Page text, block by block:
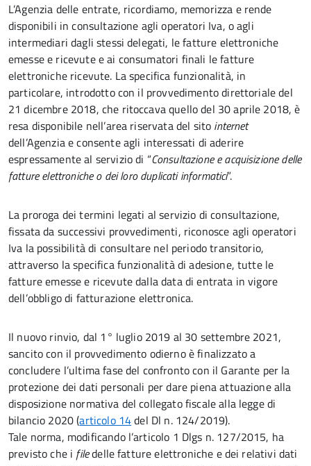
L’Agenzia delle entrate, ricordiamo, memorizza e rende
disponibili in consultazione agli operatori Iva, o agli
intermediari dagli stessi delegati, le fatture elettroniche
emesse e ricevute e ai consumatori finali le fatture
elettroniche ricevute. La specifica funzionalità, in
particolare, introdotto con il provvedimento direttoriale del
21 dicembre 2018, che ritoccava quello del 30 aprile 2018, è
resa disponibile nell’area riservata del sito internet
dell’Agenzia e consente agli interessati di aderire
espressamente al servizio di “Consultazione e acquisizione delle
fatture elettroniche o dei loro duplicati informatici”.
La proroga dei termini legati al servizio di consultazione,
fissata da successivi provvedimenti, riconosce agli operatori
Iva la possibilità di consultare nel periodo transitorio,
attraverso la specifica funzionalità di adesione, tutte le
fatture emesse e ricevute dalla data di entrata in vigore
dell’obbligo di fatturazione elettronica.
Il nuovo rinvio, dal 1° luglio 2019 al 30 settembre 2021,
sancito con il provvedimento odierno è finalizzato a
concludere l’ultima fase del confronto con il Garante per la
protezione dei dati personali per dare piena attuazione alla
disposizione normativa del collegato fiscale alla legge di
bilancio 2020 (articolo 14del Dl n. 124/2019).
Tale norma, modificando l’articolo 1 Dlgs n. 127/2015, ha
previsto che i filedelle fatture elettroniche e dei relativi dati